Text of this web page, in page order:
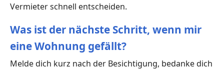
Vermieter schnell entscheiden.
Was ist der nächste Schritt, wenn mir
eine Wohnung gefällt?
Melde dich kurz nach der Besichtigung, bedanke dich